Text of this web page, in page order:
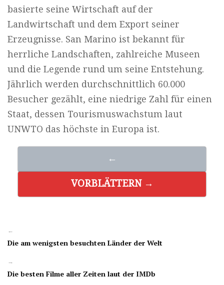
basierte seine Wirtschaft auf der
Landwirtschaft und dem Export seiner
Erzeugnisse. San Marino ist bekannt für
herrliche Landschaften, zahlreiche Museen
und die Legende rund um seine Entstehung.
Jährlich werden durchschnittlich 60.000
Besucher gezählt, eine niedrige Zahl für einen
Staat, dessen Tourismuswachstum laut
UNWTO das höchste in Europa ist.
←
VORBLÄTTERN →
←
Die am wenigsten besuchten Länder der Welt
→
Die besten Filme aller Zeiten laut der IMDb